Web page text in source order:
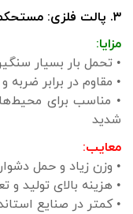
۳. پالت فلزی: مستحکم و مقاوم
مزایا:
• تحمل بار بسیار
• مقاوم در برابر
• مناسب برای
شدید
معایب:
• وزن زیاد و حمل دشوار
• هزینه بالای تولید و
• کمتر در صنایع